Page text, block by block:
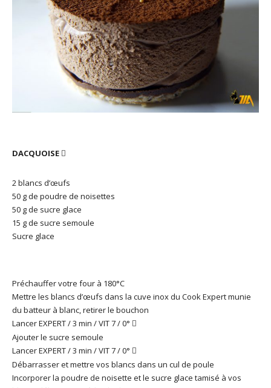
DACQUOISE 
2 blancs d’œufs
50 g de poudre de noisettes
50 g de sucre glace
15 g de sucre semoule
Sucre glace
Préchauffer votre four à 180°C
Mettre les blancs d’œufs dans la cuve inox du Cook Expert munie
du batteur à blanc, retirer le bouchon
Lancer EXPERT / 3 min / VIT 7 / 0° 
Ajouter le sucre semoule
Lancer EXPERT / 3 min / VIT 7 / 0° 
Débarrasser et mettre vos blancs dans un cul de poule
Incorporer la poudre de noisette et le sucre glace tamisé à vos